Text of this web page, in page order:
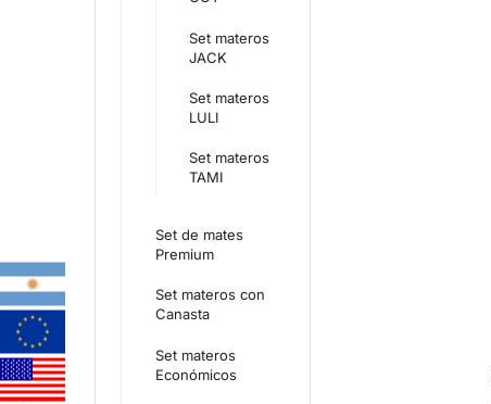
Set materos
JACK
Set materos
LULI
Set materos
TAMI
Set de mates
Premium
Set materos con
Canasta
Set materos
Económicos